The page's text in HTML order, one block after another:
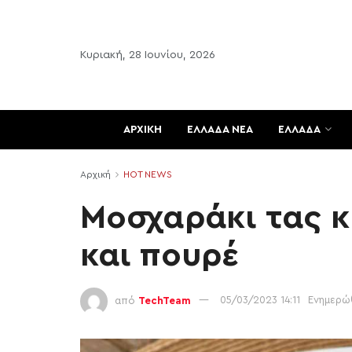
Κυριακή, 28 Ιουνίου, 2026
ΑΡΧΙΚΗ ΕΛΛΑΔΑ ΝΕΑ ΕΛΛΑΔΑ
Αρχική HOT NEWS
Moσχαράκι τας
και πουρέ
από TechTeam 05/03/2023 14:11